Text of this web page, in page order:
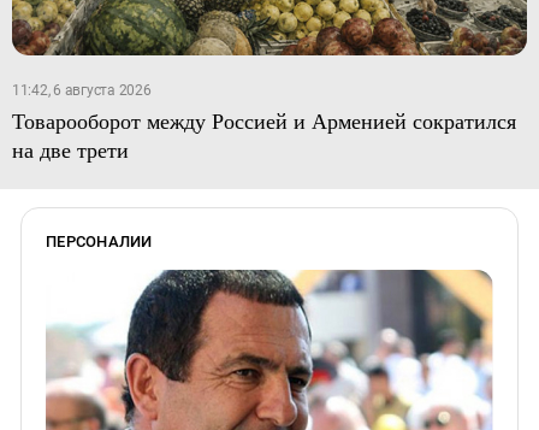
11:42, 6 августа 2026
Товарооборот между Россией и Арменией сократился
на две трети
ПЕРСОНАЛИИ